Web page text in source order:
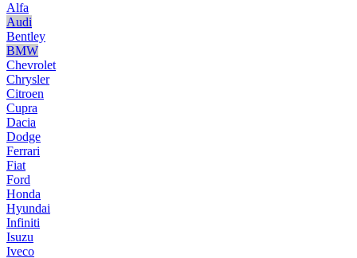
Alfa
Audi
Bentley
BMW
Chevrolet
Chrysler
Citroen
Cupra
Dacia
Dodge
Ferrari
Fiat
Ford
Honda
Hyundai
Infiniti
Isuzu
Iveco